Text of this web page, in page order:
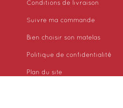
Conditions de livraison
Suivre ma commande
Bien choisir son matelas
Politique de confidentialité
Plan du site